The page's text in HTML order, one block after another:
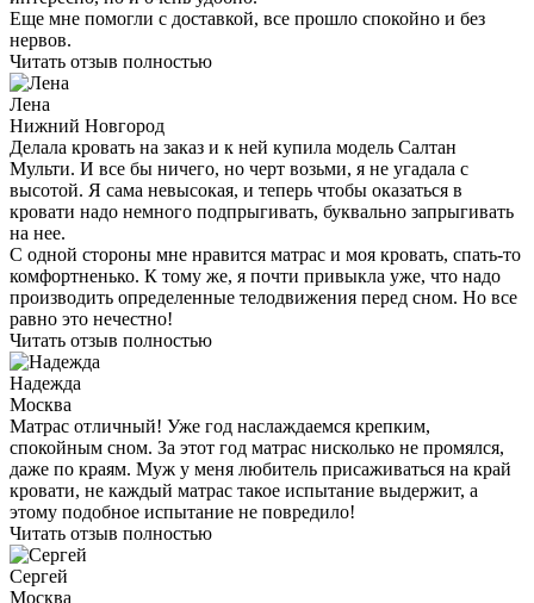
Средняя оценка
9 отзывов
Оставить отзыв
Иванова Ульяна
Матрас невероятный. Да и покупка вышла во всех смыслах
приятная.
Брали здесь же матрас маме, вот теперь взяла себе. Выбирала,
как научили в прошлый раз, но только в этот раз сама, без
консультанта. Что смотрела? На жесткость, на наполнитель, на
высоту. Наполнитель и латексная пена и койра - это не только
интересно, но и очень удобно.
Еще мне помогли с доставкой, все прошло спокойно и без
нервов.
Читать отзыв полностью
Лена
Нижний Новгород
Делала кровать на заказ и к ней купила модель Салтан
Мульти. И все бы ничего, но черт возьми, я не угадала с
высотой. Я сама невысокая, и теперь чтобы оказаться в
кровати надо немного подпрыгивать, буквально запрыгивать
на нее.
С одной стороны мне нравится матрас и моя кровать, спать-то
комфортненько. К тому же, я почти привыкла уже, что надо
производить определенные телодвижения перед сном. Но все
равно это нечестно!
Читать отзыв полностью